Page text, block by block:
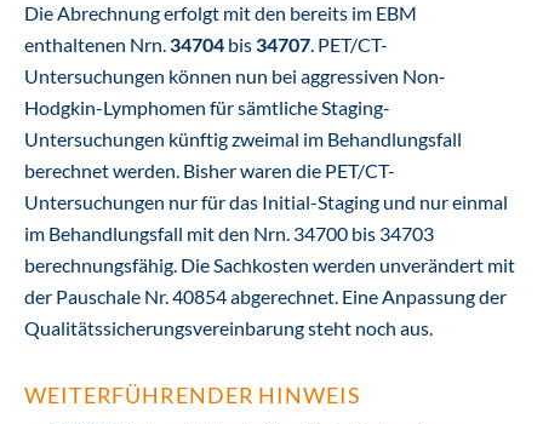
Die Abrechnung erfolgt mit den bereits im EBM
enthaltenen Nrn.34704 bis34707. PET/CT-
Untersuchungen können nun bei aggressiven Non-
Hodgkin-Lymphomen für sämtliche Staging-
Untersuchungen künftig zweimal im Behandlungsfall
berechnet werden. Bisher waren die PET/CT-
Untersuchungen nur für das Initial-Staging und nur einmal
im Behandlungsfall mit den Nrn. 34700 bis 34703
berechnungsfähig. Die Sachkosten werden unverändert mit
der Pauschale Nr. 40854 abgerechnet. Eine Anpassung der
Qualitätssicherungsvereinbarung steht noch aus.
WEITERFÜHRENDER HINWEIS